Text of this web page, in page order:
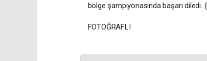
bölge şampiyonasında başarı diledi.
FOTOĞRAFLI